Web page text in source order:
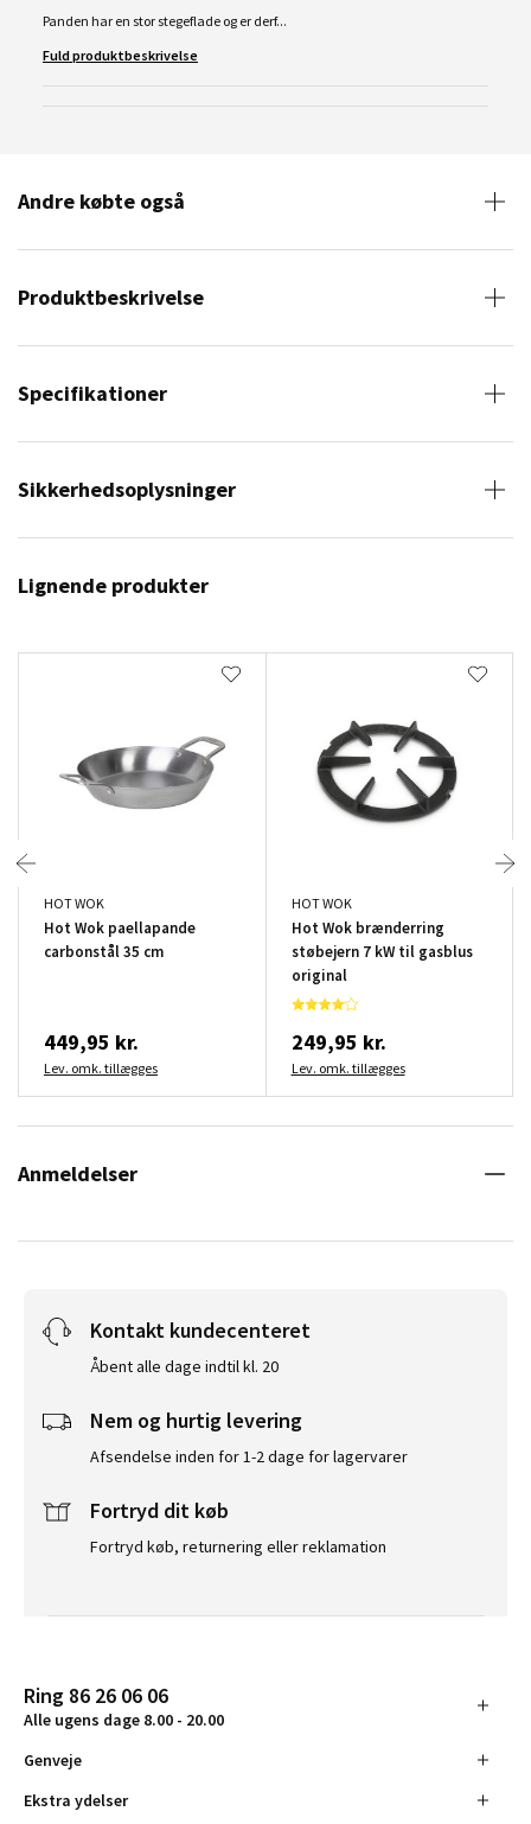
Panden har en stor stegeflade og er derf...
Fuld produktbeskrivelse
Andre købte også
Produktbeskrivelse
Specifikationer
Sikkerhedsoplysninger
Lignende produkter
HOT WOK
Hot Wok paellapande
carbonstål 35 cm
449,95 kr.
Lev. omk. tillægges
HOT WOK
Hot Wok brænderring
støbejern 7 kW til gasblus
original
249,95 kr.
Lev. omk. tillægges
Anmeldelser
Kontakt kundecenteret
Åbent alle dage indtil kl. 20
Nem og hurtig levering
Afsendelse inden for 1-2 dage for lagervarer
Fortryd dit køb
Fortryd køb, returnering eller reklamation
Ring 86 26 06 06
Alle ugens dage 8.00 - 20.00
Genveje
Ekstra ydelser